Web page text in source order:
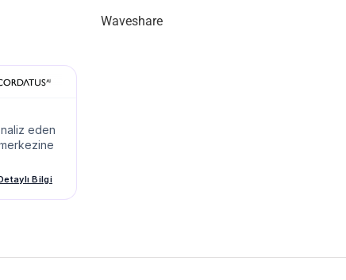
eden
Bilgi
Waveshare